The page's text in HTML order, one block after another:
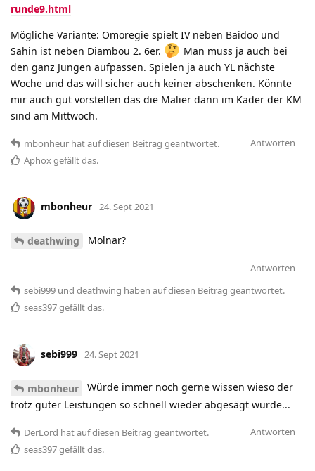
runde9.html
Mögliche Variante: Omoregie spielt IV neben Baidoo und
Sahin ist neben Diambou 2. 6er.
Man muss ja auch bei
den ganz Jungen aufpassen. Spielen ja auch YL nächste
Woche und das will sicher auch keiner abschenken. Könnte
mir auch gut vorstellen das die Malier dann im Kader der KM
sind am Mittwoch.
Antworten
mbonheur hatauf diesen Beitrag geantwortet.
Aphox gefällt das.
mbonheur 24. Sept 2021
deathwing Molnar?
Antworten
sebi999 und deathwing haben auf diesen Beitrag geantwortet.
seas397gefällt das.
sebi999 24. Sept 2021
mbonheur
Würde immer noch gerne wissen wieso der
trotz guter Leistungen so schnell wieder abgesägt wurde...
Antworten
DerLord hatauf diesen Beitrag geantwortet.
seas397gefällt das.